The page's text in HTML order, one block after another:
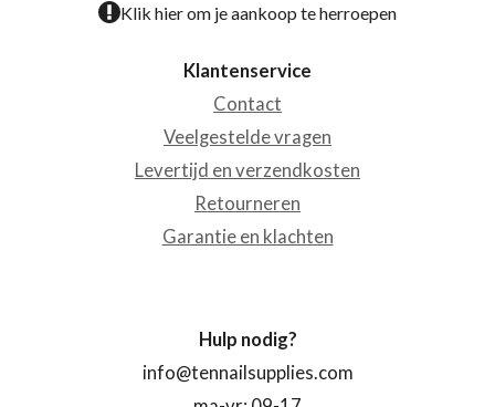
Klik hier om je aankoop te herroepen
Klantenservice
Contact
Veelgestelde vragen
Levertijd en verzendkosten
Retourneren
Garantie en klachten
Hulp nodig?
info@tennailsupplies.com